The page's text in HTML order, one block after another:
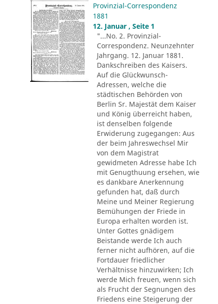
Provinzial-Correspondenz
1881
12. Januar , Seite 1
"...No. 2. Provinzial-
Correspondenz. Neunzehnter
Jahrgang. 12. Januar 1881.
Dankschreiben des Kaisers.
Auf die Glückwunsch-
Adressen, welche die
städtischen Behörden von
Berlin Sr. Majestät dem Kaiser
und König überreicht haben,
ist denselben folgende
Erwiderung zugegangen: Aus
der beim Jahreswechsel Mir
von dem Magistrat
gewidmeten Adresse habe Ich
mit Genugthuung ersehen, wie
es dankbare Anerkennung
gefunden hat, daß durch
Meine und Meiner Regierung
Bemühungen der Friede in
Europa erhalten worden ist.
Unter Gottes gnädigem
Beistande werde Ich auch
ferner nicht aufhören, auf die
Fortdauer friedlicher
Verhältnisse hinzuwirken; Ich
werde Mich freuen, wenn sich
als Frucht der Segnungen des
Friedens eine Steigerung der